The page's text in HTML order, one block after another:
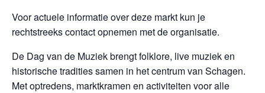
Voor actuele informatie over deze markt kun je
rechtstreeks contact opnemen met de organisatie.
De Dag van de Muziek brengt folklore, live muziek en
historische tradities samen in het centrum van Schagen.
Met optredens, marktkramen en activiteiten voor alle